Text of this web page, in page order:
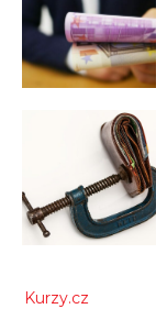
Kurzy.cz